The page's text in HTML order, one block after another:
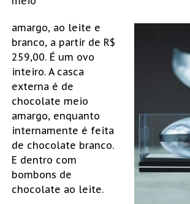
amargo, ao leite e
branco, a partir de R$
259,00. É um ovo
inteiro. A casca
externa é de
chocolate meio
amargo, enquanto
internamente é feita
de chocolate branco.
E dentro com
bombons de
chocolate ao leite.